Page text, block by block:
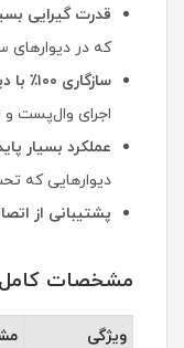
قدرت گیرایی
که در
سازگاری ۱۰۰٪ با دیوارهای AAC (هبلکس):
اجرای وال‌پست
عملکرد بسیار
دیوارهایی که
پشتیبانی از
مشخصات
ویژگی